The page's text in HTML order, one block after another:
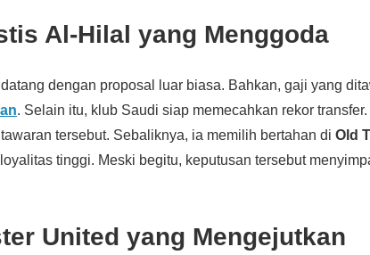
Al-Hilal yang Menggoda
datang dengan proposal luar biasa. Bahkan, gaji yang
. Selain itu, klub Saudi siap memecahkan rekor
tersebut. Sebaliknya, ia memilih bertahan diOld
tinggi. Meski begitu, keputusan tersebut
United yang Mengejutkan